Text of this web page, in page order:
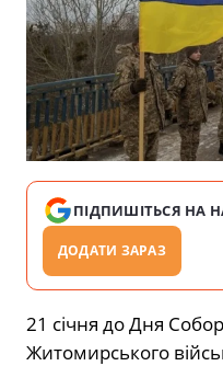
ПІДПИШІТЬСЯ НА
ДОДАТИ ЗАРАЗ
21 січня до Дня
Житомирського